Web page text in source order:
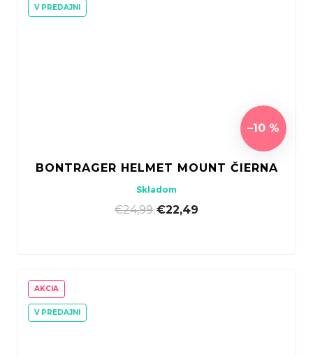
V PREDAJNI
–10 %
BONTRAGER HELMET MOUNT ČIERNA
Skladom
€24,99 €22,49
AKCIA
V PREDAJNI